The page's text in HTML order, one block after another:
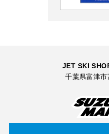
JET SKI
千葉県富津